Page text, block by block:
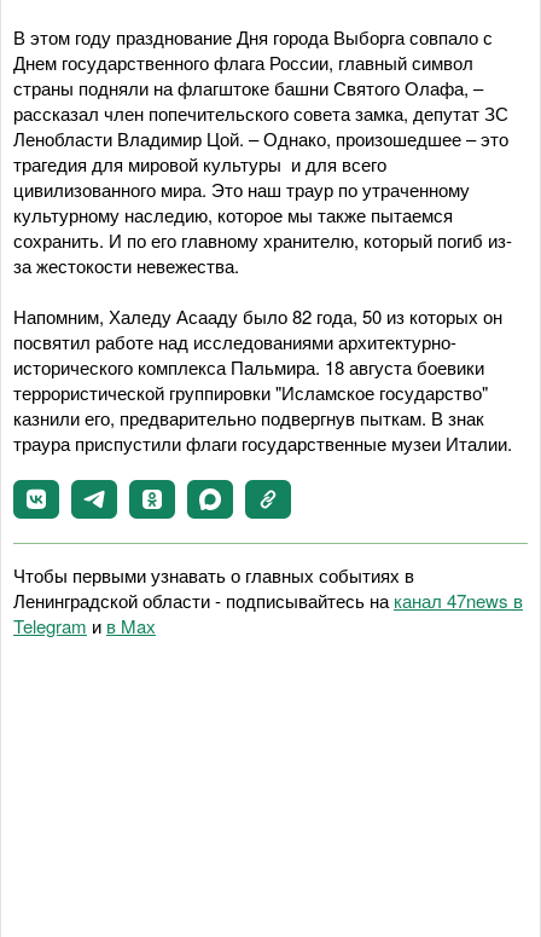
В этом году празднование Дня города Выборга совпало с
Днем государственного флага России, главный символ
страны подняли на флагштоке башни Святого Олафа, –
рассказал член попечительского совета замка, депутат ЗС
Ленобласти Владимир Цой. – Однако, произошедшее – это
трагедия для мировой культуры и для всего
цивилизованного мира. Это наш траур по утраченному
культурному наследию, которое мы также пытаемся
сохранить. И по его главному хранителю, который погиб из-
за жестокости невежества.
Напомним, Халеду Асааду было 82 года, 50 из которых он
посвятил работе над исследованиями архитектурно-
исторического комплекса Пальмира. 18 августа боевики
террористической группировки "Исламское государство"
казнили его, предварительно подвергнув пыткам. В знак
траура приспустили флаги государственные музеи Италии.
Чтобы первыми узнавать о главных событиях в
Ленинградской области - подписывайтесь на канал 47news в
Telegram и в Maх